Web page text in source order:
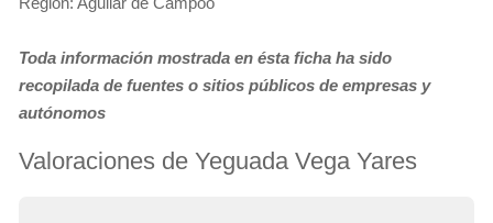
Toda información mostrada en ésta ficha ha sido
recopilada de fuentes o sitios públicos de empresas y
autónomos
Valoraciones de Yeguada Vega Yares